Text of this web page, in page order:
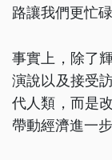
路讓我們更忙
事實上，除了
演說以及接受
代人類，而是
帶動經濟進一步